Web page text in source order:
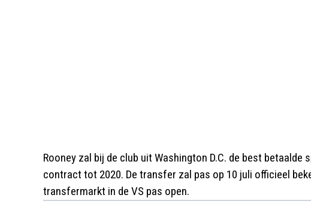
Rooney zal bij de club uit Washington D.C. de best betaalde
contract tot 2020. De transfer zal pas op 10 juli officieel
transfermarkt in de VS pas open.